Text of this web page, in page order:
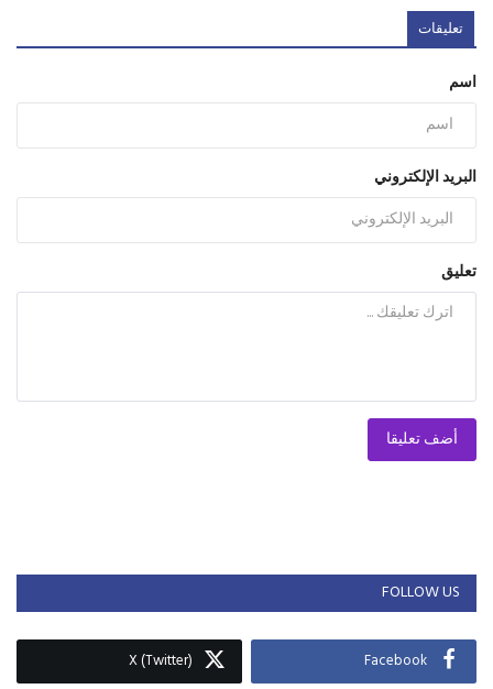
تعليقات
اسم
البريد الإلكتروني
تعليق
أضف تعليقا
FOLLOW US
Facebook
X (Twitter)